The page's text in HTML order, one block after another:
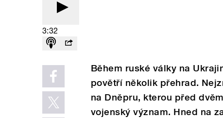
3:32
Během ruské války na
povětří několik přehrad.
na Dněpru, kterou před
vojenský význam. Hned na